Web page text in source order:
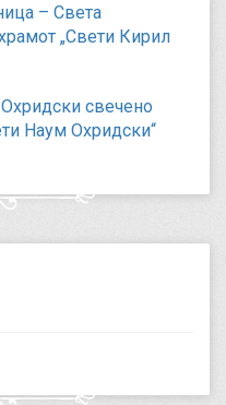
– Света
„Свети Кирил
свечено
Наум Охридски“